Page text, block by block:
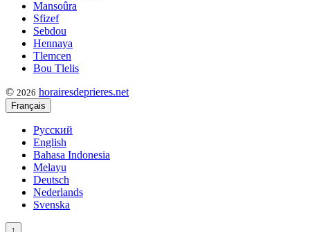
Mansoûra
Sfizef
Sebdou
Hennaya
Tlemcen
Bou Tlelis
© 2026 horairesdeprieres.net
Français
Русский
English
Bahasa Indonesia
Melayu
Deutsch
Nederlands
Svenska
↑